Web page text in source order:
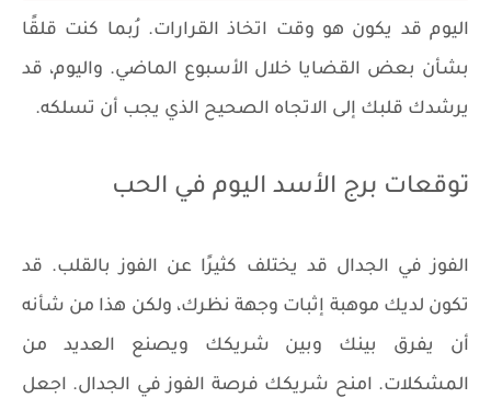
اليوم قد يكون هو وقت اتخاذ القرارات. رُبما كنت قلقًا
بشأن بعض القضايا خلال الأسبوع الماضي. واليوم، قد
يرشدك قلبك إلى الاتجاه الصحيح الذي يجب أن تسلكه.
توقعات برج الأسد اليوم في الحب
الفوز في الجدال قد يختلف كثيرًا عن الفوز بالقلب. قد
تكون لديك موهبة إثبات وجهة نظرك، ولكن هذا من شأنه
أن يفرق بينك وبين شريكك ويصنع العديد من
المشكلات. امنح شريكك فرصة الفوز في الجدال. اجعل